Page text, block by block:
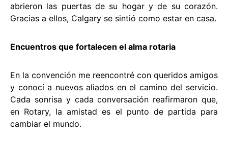
abrieron las puertas de su hogar y de su corazón.
Gracias a ellos, Calgary se sintió como estar en casa.
Encuentros que fortalecen el alma rotaria
En la convención me reencontré con queridos amigos
y conocí a nuevos aliados en el camino del servicio.
Cada sonrisa y cada conversación reafirmaron que,
en Rotary, la amistad es el punto de partida para
cambiar el mundo.